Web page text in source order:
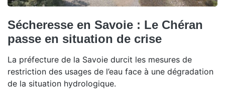
Sécheresse en Savoie : Le Chéran
passe en situation de crise
La préfecture de la Savoie durcit les mesures de
restriction des usages de l’eau face à une dégradation
de la situation hydrologique.